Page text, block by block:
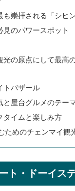
も崇拝される「シヒン
見のパワースポット
光の原点にして最高
トバザール
と屋台グルメのテー
タイムと楽しみ方
ためのチェンマイ観
ト・ドーイス